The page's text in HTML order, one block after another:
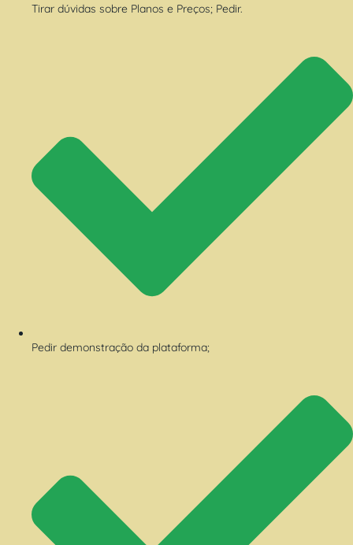
Tirar dúvidas sobre Planos e Preços; Pedir.
Pedir demonstração da plataforma;